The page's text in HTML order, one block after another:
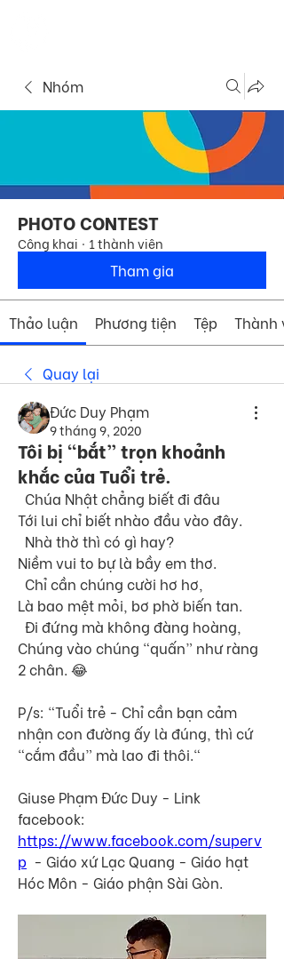
Nhóm
PHOTO CONTEST
Công khai · 1 thành viên
Tham gia
Thảo luận Phương tiện Tệp Thành
Quay lại
Đức Duy Phạm
9 tháng 9, 2020
Tôi bị “bắt” trọn khoảnh
khắc của Tuổi trẻ.
  Chúa Nhật chẳng biết đi đâu
Tới lui chỉ biết nhào đầu vào đây.
  Nhà thờ thì có gì hay?
Niềm vui to bự là bầy em thơ.
  Chỉ cần chúng cười hơ hơ,
Là bao mệt mỏi, bơ phờ biến tan.
  Đi đứng mà không đàng hoàng,
Chúng vào chúng “quấn” như ràng
2 chân. 😂
P/s: “Tuổi trẻ - Chỉ cần bạn cảm
nhận con đường ấy là đúng, thì cứ
“cắm đầu” mà lao đi thôi.“
Giuse Phạm Đức Duy - Link
https://www.facebook.com/superv
p
  - Giáo xứ Lạc Quang - Giáo hạt
Hóc Môn - Giáo phận Sài Gòn.